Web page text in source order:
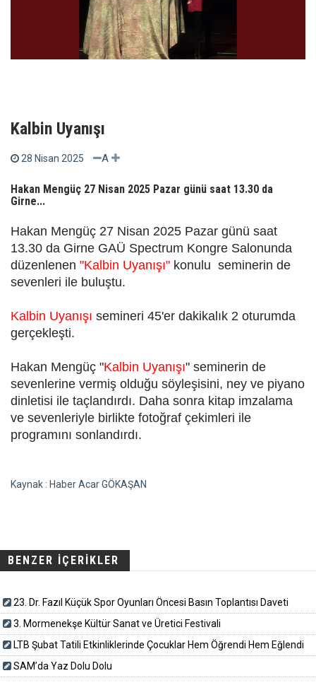
Kalbin Uyanışı
28 Nisan 2025 A
Hakan Mengüç 27 Nisan 2025 Pazar günü saat 13.30 da
Girne...
Hakan Mengüç 27 Nisan 2025 Pazar günü saat
13.30 da Girne GAÜ Spectrum Kongre Salonunda
düzenlenen "Kalbin Uyanışı" konulu seminerin de
sevenleri ile buluştu.
Kalbin Uyanışı semineri 45'er dakikalık 2 oturumda
gerçekleşti.
Hakan Mengüç "Kalbin Uyanışı" seminerin de
sevenlerine vermiş olduğu söyleşisini, ney ve piyano
dinletisi ile taçlandırdı. Daha sonra kitap imzalama
ve sevenleriyle birlikte fotoğraf çekimleri ile
programını sonlandırdı.
Kaynak : Haber Acar GÖKAŞAN
BENZER İÇERİKLER
23. Dr. Fazıl Küçük Spor Oyunları Öncesi Basın Toplantısı Daveti
3. Mormenekşe Kültür Sanat ve Üretici Festivali
LTB Şubat Tatili Etkinliklerinde Çocuklar Hem Öğrendi Hem Eğlendi
SAM’da Yaz Dolu Dolu